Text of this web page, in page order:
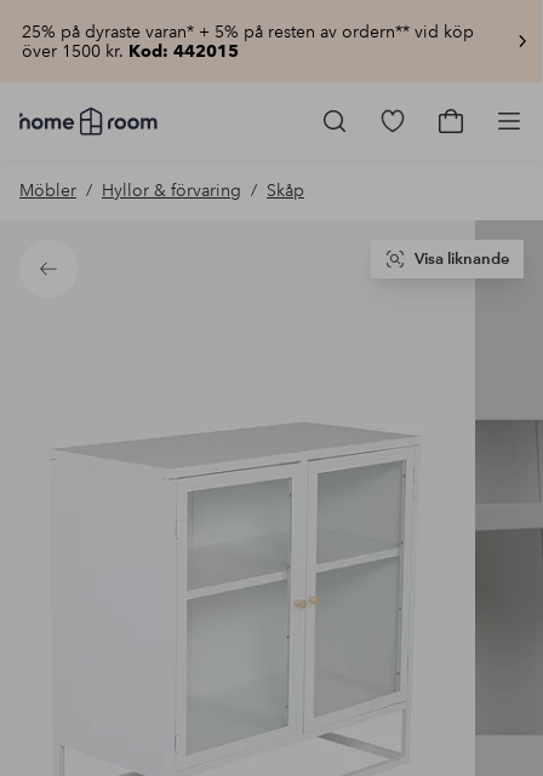
25% på dyraste varan* + 5% på resten av ordern** vid köp
över 1500 kr. Kod: 442015
Homeroom
–
hemmet
pris
Gå
Gå
Möbler Hyllor & förvaring Skåp
Tillbaka
Visa liknande